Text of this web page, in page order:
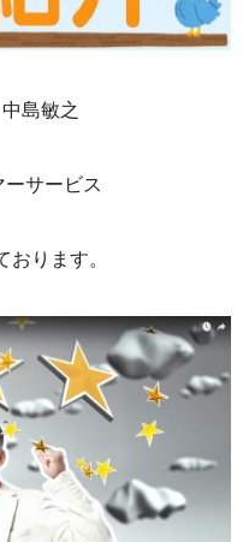
島敏之
サービス
ります。